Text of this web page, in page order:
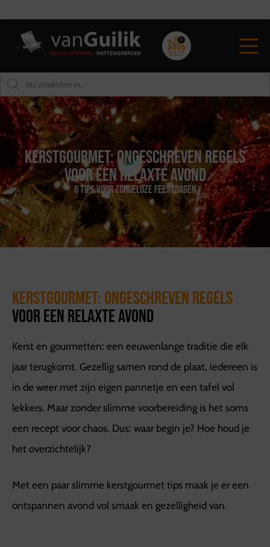
0
Kerstgourmet: ongeschreven regels
voor een relaxte avond
6 tips voor zorgeloze feestdagen
Kerstgourmet: ongeschreven regels
voor een relaxte avond
Kerst en gourmetten: een eeuwenlange traditie die elk
jaar terugkomt. Gezellig samen rond de plaat, iedereen is
in de weer met zijn eigen pannetje en een tafel vol
lekkers. Maar zonder slimme voorbereiding is het soms
een recept voor chaos. Dus: waar begin je? Hoe houd je
het overzichtelijk?
Met een paar slimme kerstgourmet tips maak je er een
ontspannen avond vol smaak en gezelligheid van.